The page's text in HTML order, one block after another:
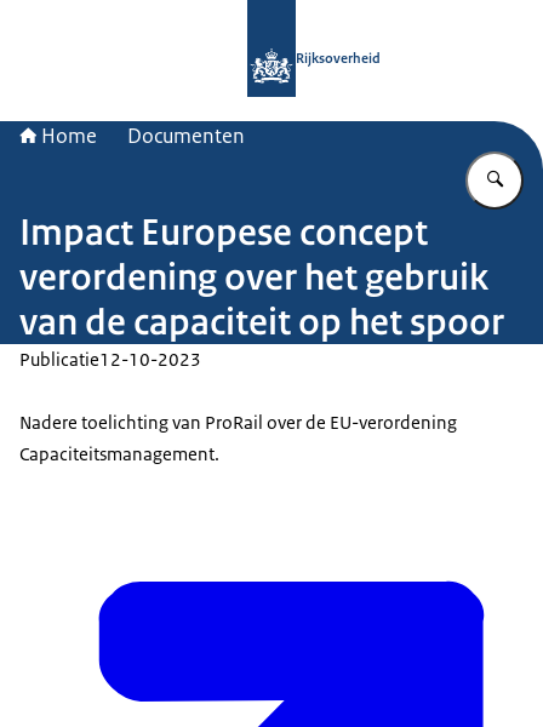
Rijksoverheid
Home Documenten
Impact Europese concept
verordening over het gebruik
van de capaciteit op het spoor
Publicatie12-10-2023
Nadere toelichting van ProRail over de EU-verordening
Capaciteitsmanagement.